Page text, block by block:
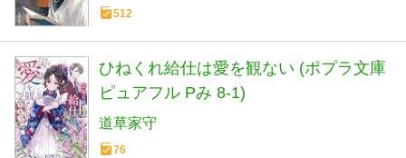
512
ひねくれ給仕は愛を観ない (ポプラ文庫
ピュアフル Pみ 8-1)
道草家守
76